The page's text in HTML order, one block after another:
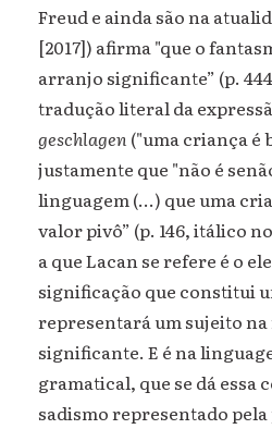
Freud e ainda são na
[2017]) afirma "que o
arranjo significante” (p.
tradução literal da
geschlagen ("uma criança é
justamente que "não é
linguagem (...) que uma
valor pivô” (p. 146, itálico
a que Lacan se refere é o
significação que constitui
representará um sujeito
significante. E é na
gramatical, que se dá essa
sadismo representado